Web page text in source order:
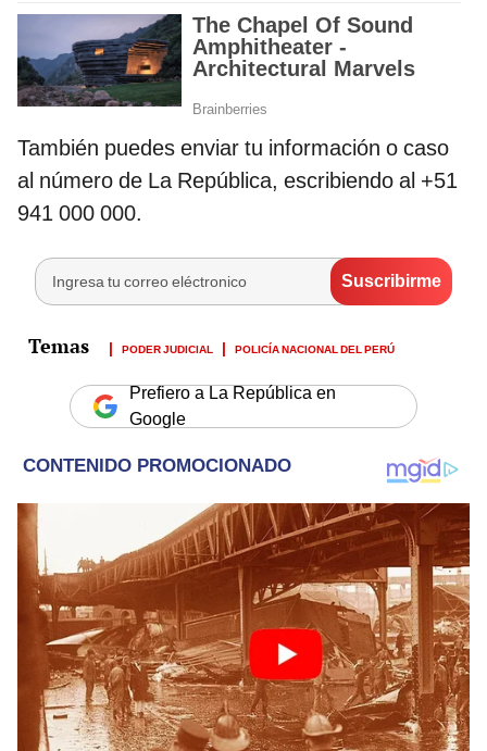
También puedes enviar tu información o caso
al número de La República, escribiendo al +51
941 000 000.
PODER JUDICIAL POLICÍA NACIONAL DEL PERÚ
Prefiero a La República en
Google